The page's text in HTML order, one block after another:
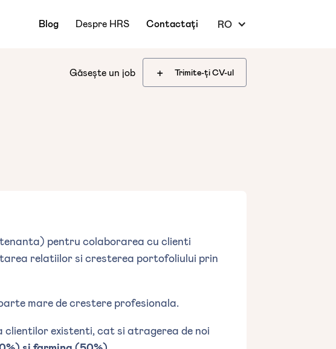
Blog Despre HRS Contactați RO
Găsește un job Trimite-ți CV-ul
+
pentru colaborarea cu clienti
relatiilor si cresterea portofoliului prin
mare de crestere profesionala.
existenti, cat si atragerea de noi